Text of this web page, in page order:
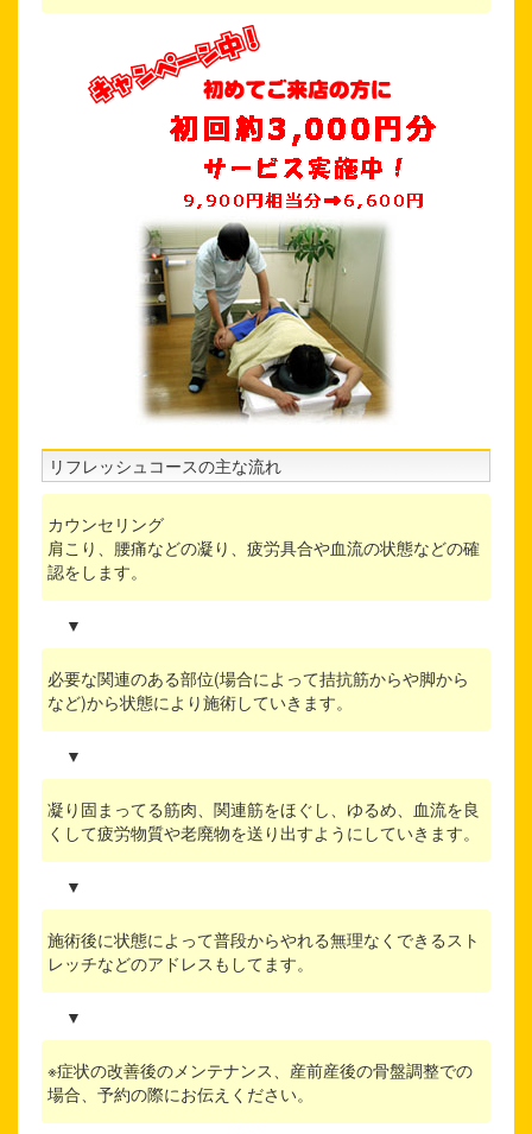
リフレッシュコースの主な流れ
カウンセリング
肩こり、腰痛などの凝り、疲労具合や血流の状態などの確
認をします。
▼
必要な関連のある部位(場合によって拮抗筋からや脚から
など)から状態により施術していきます。
▼
凝り固まってる筋肉、関連筋をほぐし、ゆるめ、血流を良
くして疲労物質や老廃物を送り出すようにしていきます。
▼
施術後に状態によって普段からやれる無理なくできるスト
レッチなどのアドレスもしてます。
▼
※症状の改善後のメンテナンス、産前産後の骨盤調整での
場合、予約の際にお伝えください。